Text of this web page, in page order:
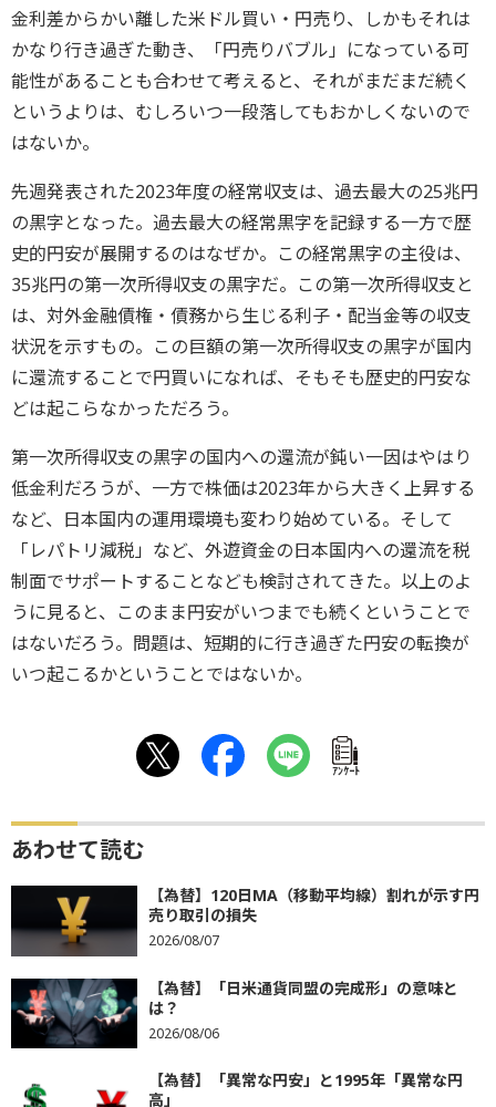
金利差からかい離した米ドル買い・円売り、しかもそれは
かなり行き過ぎた動き、「円売りバブル」になっている可
能性があることも合わせて考えると、それがまだまだ続く
というよりは、むしろいつ一段落してもおかしくないので
はないか。
先週発表された2023年度の経常収支は、過去最大の25兆円
の黒字となった。過去最大の経常黒字を記録する一方で歴
史的円安が展開するのはなぜか。この経常黒字の主役は、
35兆円の第一次所得収支の黒字だ。この第一次所得収支と
は、対外金融債権・債務から生じる利子・配当金等の収支
状況を示すもの。この巨額の第一次所得収支の黒字が国内
に還流することで円買いになれば、そもそも歴史的円安な
どは起こらなかっただろう。
第一次所得収支の黒字の国内への還流が鈍い一因はやはり
低金利だろうが、一方で株価は2023年から大きく上昇する
など、日本国内の運用環境も変わり始めている。そして
「レパトリ減税」など、外遊資金の日本国内への還流を税
制面でサポートすることなども検討されてきた。以上のよ
うに見ると、このまま円安がいつまでも続くということで
はないだろう。問題は、短期的に行き過ぎた円安の転換が
いつ起こるかということではないか。
ｱﾝｹｰﾄ
あわせて読む
【為替】120日MA（移動平均線）割れが示す円
売り取引の損失
2026/08/07
【為替】「日米通貨同盟の完成形」の意味と
は？
2026/08/06
【為替】「異常な円安」と1995年「異常な円
高」